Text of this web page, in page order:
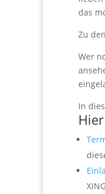
das
Zu
Wer
In